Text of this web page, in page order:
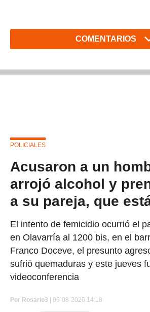
COMENTARIOS